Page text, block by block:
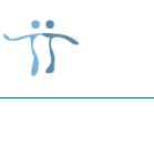
to
content